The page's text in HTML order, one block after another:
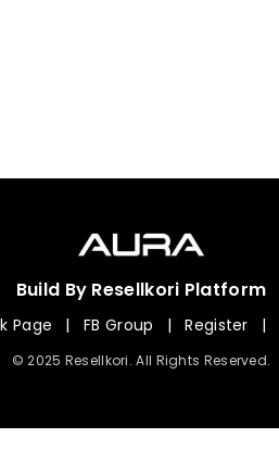
Build By Resellkori Platform
Page | FB Group | Register |
© 2025 Resellkori. All Rights Reserved.